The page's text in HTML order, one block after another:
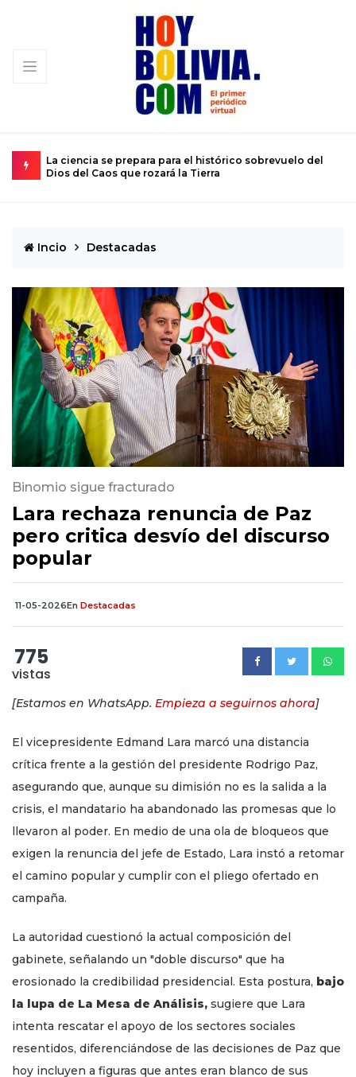
del
El calvario de un joven atrapado en el cuerpo de un
de 12 años
Incio Destacadas
Binomio sigue fracturado
Lara rechaza renuncia de Paz
pero critica desvío del discurso
popular
11-05-2026En Destacadas
775
vistas
[Estamos en WhatsApp. Empieza a seguirnos ahora]
El vicepresidente Edmand Lara marcó una distancia
crítica frente a la gestión del presidente Rodrigo Paz,
asegurando que, aunque su dimisión no es la salida a la
crisis, el mandatario ha abandonado las promesas que lo
llevaron al poder. En medio de una ola de bloqueos que
exigen la renuncia del jefe de Estado, Lara instó a retomar
el camino popular y cumplir con el pliego ofertado en
campaña.
La autoridad cuestionó la actual composición del
gabinete, señalando un "doble discurso" que ha
erosionado la credibilidad presidencial. Esta postura, bajo
la lupa de La Mesa de Análisis, sugiere que Lara
intenta rescatar el apoyo de los sectores sociales
resentidos, diferenciándose de las decisiones de Paz que
hoy incluyen a figuras que antes eran blanco de sus